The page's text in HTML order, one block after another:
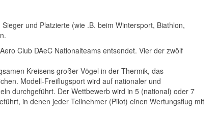
und Platzierte (wie .B. beim Wintersport, Biathlon,
Club DAeC Nationalteams entsendet. Vier der zwölf
Kreisens großer Vögel in der Thermik, das
Modell-Freiflugsport wird auf nationaler und
durchgeführt. Der Wettbewerb wird in 5 (national) oder 7
in denen jeder Teilnehmer (Pilot) einen Wertungsflug mit